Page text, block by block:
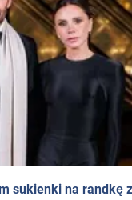
sukienki na randkę